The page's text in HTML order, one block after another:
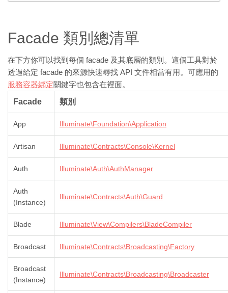
Facade 類別總清單
在下方你可以找到每個 facade 及其底層的類別。這個工具對於
透過給定 facade 的來源快速尋找 API 文件相當有用。可應用的
服務容器綁定關鍵字也包含在裡面。
Facade 類別
App Illuminate\Foundation\Application
Artisan Illuminate\Contracts\Console\Kernel
Auth Illuminate\Auth\AuthManager
Auth
(Instance)
Illuminate\Contracts\Auth\Guard
Blade Illuminate\View\Compilers\BladeCompiler
Broadcast Illuminate\Contracts\Broadcasting\Factory
Broadcast
(Instance)
Illuminate\Contracts\Broadcasting\Broadcaster